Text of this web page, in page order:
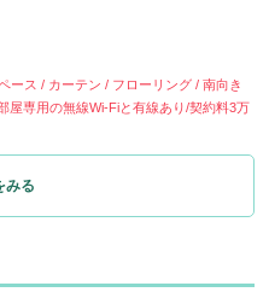
ス / カーテン / フローリング / 南向き
屋専用の無線Wi-Fiと有線あり/契約料3万
みる